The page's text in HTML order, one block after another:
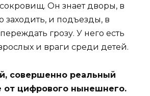
Он знает дворы, в
заходить, и подъезды, в
грозу. У него есть
и враги среди детей.
совершенно реальный
от цифрового нынешнего.